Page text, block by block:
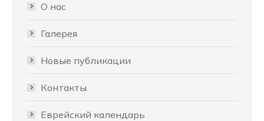
О нас
Галерея
Новые публикации
Контакты
Еврейский календарь